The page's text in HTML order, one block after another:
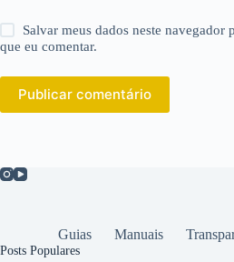
Salvar meus dados neste navegador
que eu comentar.
Publicar comentário
Guias Manuais
Posts Populares